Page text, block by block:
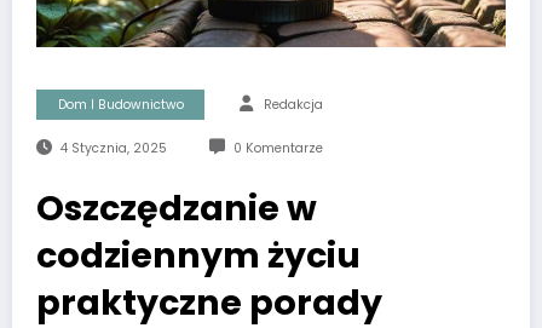
Dom I Budownictwo Redakcja
4 Stycznia, 2025 0 Komentarze
Oszczędzanie w
codziennym życiu
praktyczne porady